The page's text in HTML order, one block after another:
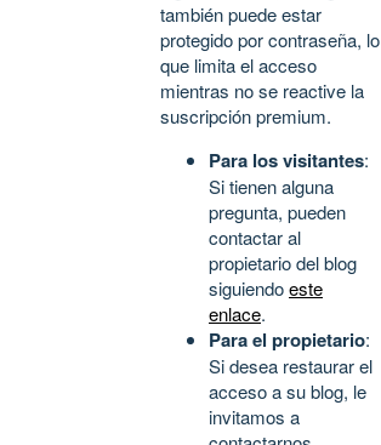
también puede estar
protegido por contraseña, lo
que limita el acceso
mientras no se reactive la
suscripción premium.
Para los visitantes:
Si tienen alguna
pregunta, pueden
contactar al
propietario del blog
siguiendoeste
enlace.
Para el propietario:
Si desea restaurar el
acceso a su blog, le
invitamos a